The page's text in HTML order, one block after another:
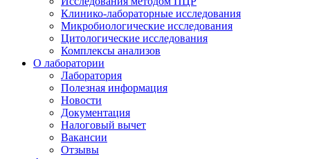
Клинико-лабораторные исследования
Микробиологические исследования
Цитологические исследования
Комплексы анализов
О лаборатории
Лаборатория
Полезная информация
Новости
Документация
Налоговый вычет
Вакансии
Отзывы